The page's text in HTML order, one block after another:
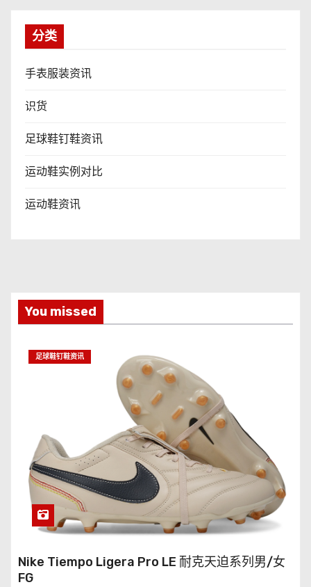
分类
手表服装资讯
识货
足球鞋钉鞋资讯
运动鞋实例对比
运动鞋资讯
You missed
足球鞋钉鞋资讯
Nike Tiempo Ligera Pro LE 耐克天迫系列男/女
FG